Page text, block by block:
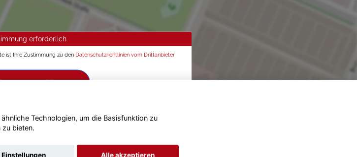
erforderlich
ist Ihre Zustimmung zu den Datenschutzrichtlinien vom Drittanbieter
Technologien, um die Basisfunktion zu
bieten.
Einstellungen Alle akzeptieren